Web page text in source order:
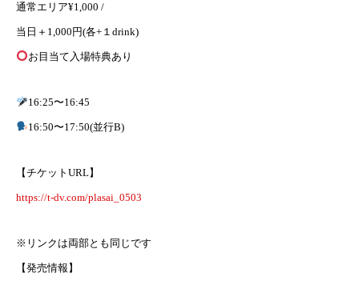
通常エリア¥1,000 /
当日＋1,000円(各+１drink)
お目当て入場特典あり
16:25〜16:45
16:50〜17:50(並行B)
【チケットURL】
https://t-dv.com/plasai_0503
※リンクは両部とも同じです
【発売情報】